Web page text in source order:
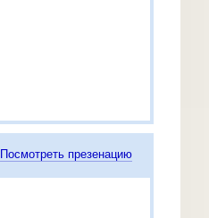
Посмотреть презенацию